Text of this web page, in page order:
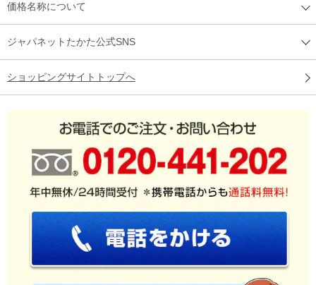
価格名称について
ジャパネットたかた公式SNS
ショッピングサイトトップへ